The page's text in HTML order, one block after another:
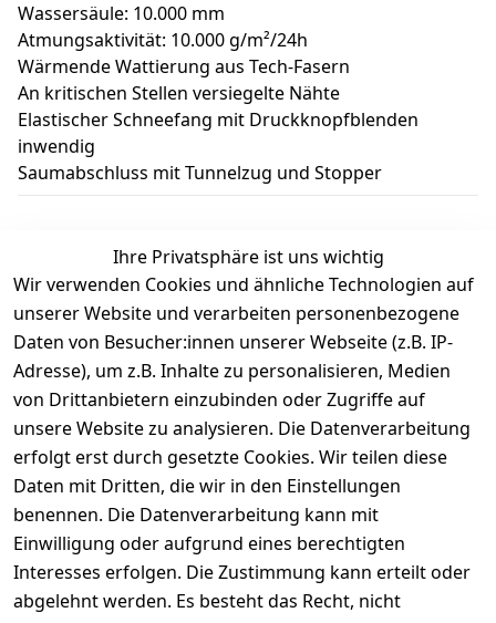
Wassersäule: 10.000 mm
Atmungsaktivität: 10.000 g/m²/24h
Wärmende Wattierung aus Tech-Fasern
An kritischen Stellen versiegelte Nähte
Elastischer Schneefang mit Druckknopfblenden
inwendig
Saumabschluss mit Tunnelzug und Stopper
Kundenbewertungen
Durchschnittliche Bewertung
0
Basierend auf 0 Bewertung(en)
Bewertung abgeben
5
( 0 )
4
( 0 )
3
( 0 )
2
( 0 )
1
( 0 )
Ihre Privatsphäre ist uns wichtig
Wir verwenden Cookies und ähnliche Technologien auf
unserer Website und verarbeiten personenbezogene
Daten von Besucher:innen unserer Webseite (z.B. IP-
Adresse), um z.B. Inhalte zu personalisieren, Medien
von Drittanbietern einzubinden oder Zugriffe auf
unsere Website zu analysieren. Die Datenverarbeitung
erfolgt erst durch gesetzte Cookies. Wir teilen diese
Daten mit Dritten, die wir in den Einstellungen
benennen. Die Datenverarbeitung kann mit
Einwilligung oder aufgrund eines berechtigten
Interesses erfolgen. Die Zustimmung kann erteilt oder
abgelehnt werden. Es besteht das Recht, nicht